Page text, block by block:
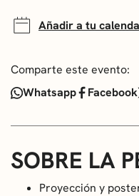
Añadir a tu
Comparte este evento:
Whatsapp
Facebook
SOBRE LA
Proyección y